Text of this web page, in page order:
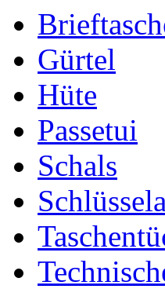
Gürtel
Hüte
Passetui
Schals